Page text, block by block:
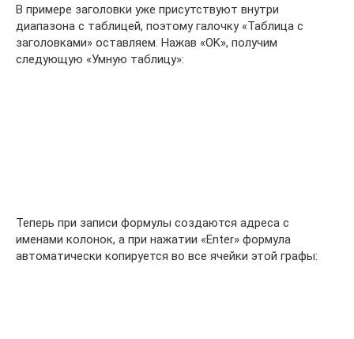
В примере заголовки уже присутствуют внутри
диапазона с таблицей, поэтому галочку «Таблица с
заголовками» оставляем. Нажав «OK», получим
следующую «Умную таблицу»:
Теперь при записи формулы создаются адреса с
именами колонок, а при нажатии «Enter» формула
автоматически копируется во все ячейки этой графы: